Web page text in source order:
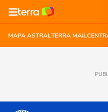
MAPA ASTRALTERRA MAIL